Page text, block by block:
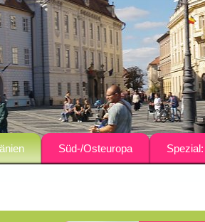
Süd-/Osteuropa
Ukraine & MoldawienKirchen-